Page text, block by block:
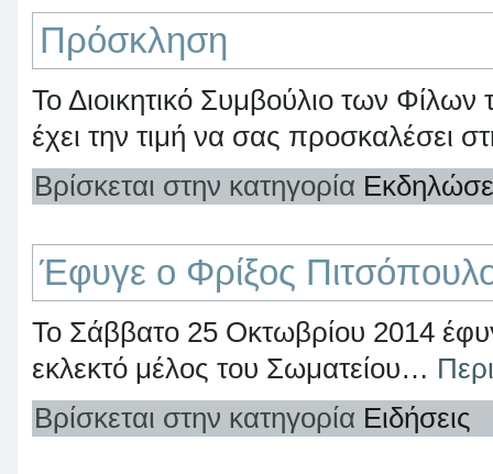
Πρόσκληση
Το Διοικητικό Συμβούλιο των
έχει την τιμή να σας προσκαλέσει
Βρίσκεται στην κατηγορία
Έφυγε ο Φρίξος
Το Σάββατο 25 Οκτωβρίου 2014
εκλεκτό μέλος του Σωματείου…
Βρίσκεται στην κατηγορία Ειδήσεις